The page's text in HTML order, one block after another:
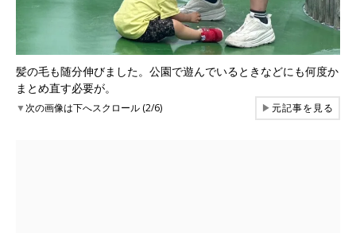
髪の毛も随分伸びました。公園で遊んでいるときなどにも何度か
まとめ直す必要が。
▼次の画像は下へスクロール (2/6) ▶元記事を見る